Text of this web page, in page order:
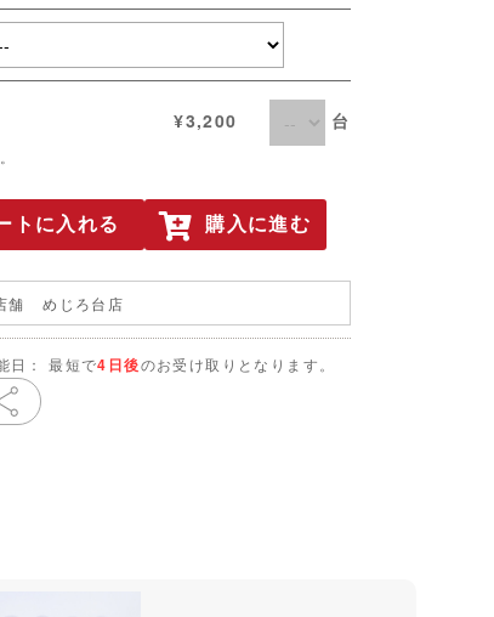
¥3,200 台
トに入れる 購入に進む
舗 めじろ台店
日： 最短で4日後のお受け取りとなります。